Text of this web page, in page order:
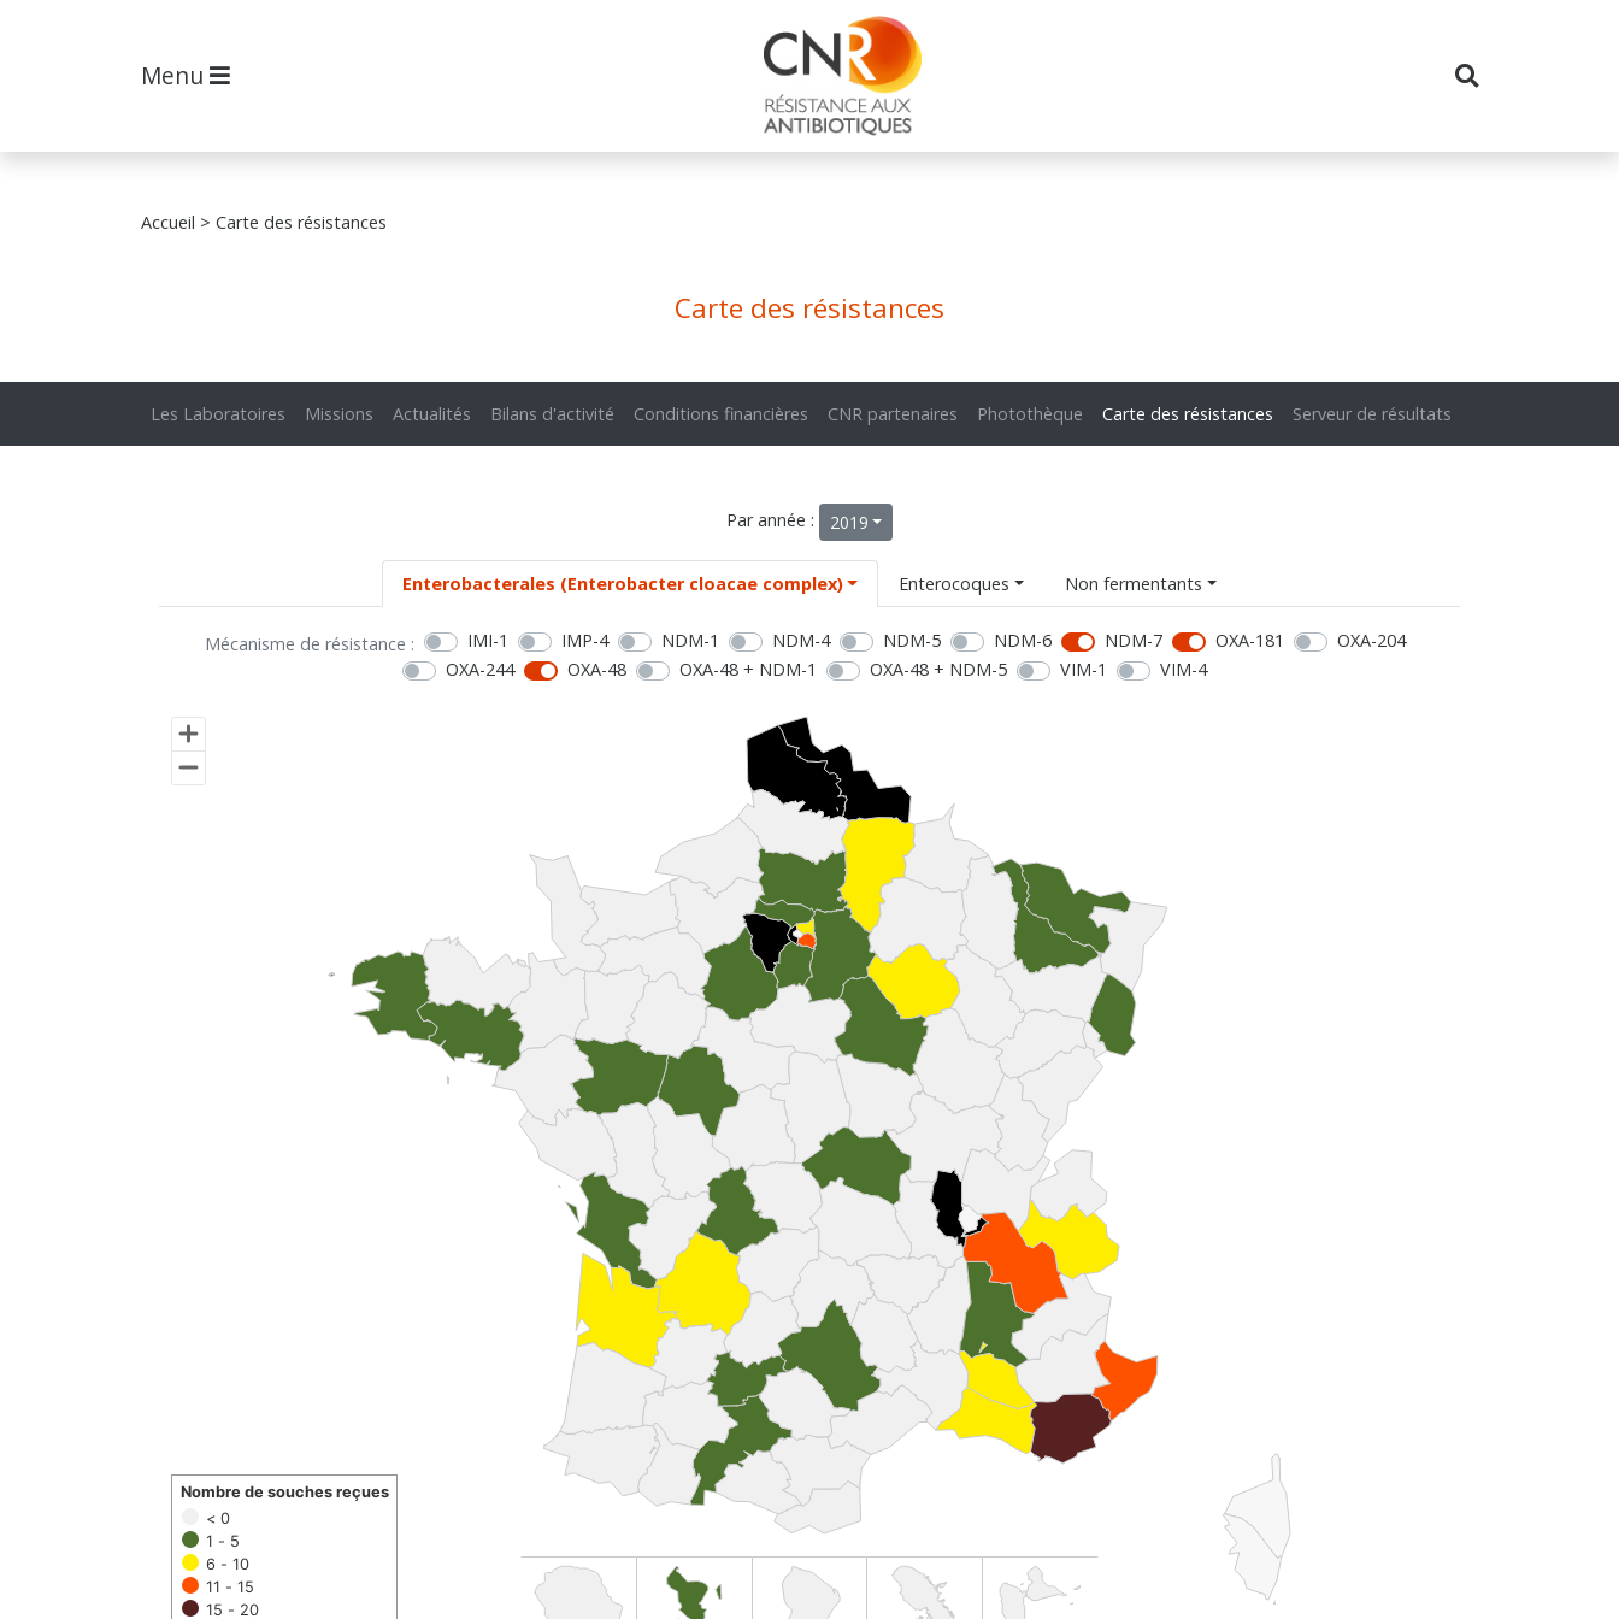
Menu
Accueil > Carte des résistances
Carte des résistances
Les Laboratoires Missions Actualités Bilans d'activité Conditions financières CNR partenaires Photothèque Carte des résistances Serveur de résultats
Par année : 2019
Enterobacterales (Enterobacter cloacae complex) Enterocoques Non fermentants
Mécanisme de résistance : IMI-1 IMP-4 NDM-1 NDM-4 NDM-5 NDM-6 NDM-7 OXA-181
OXA-204
OXA-244
OXA-48 OXA-48 + NDM-1 OXA-48 + NDM-5 VIM-1 VIM-4
< 0
1 - 5
6 - 10
11 - 15
15 - 20
Nombre de souches reçues